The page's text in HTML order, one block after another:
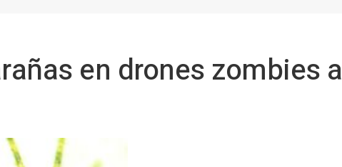
en drones zombies a